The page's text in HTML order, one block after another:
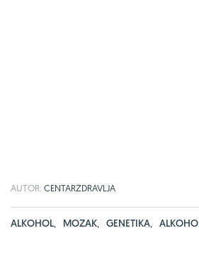
AUTOR: CENTARZDRAVLJA
ALKOHOL, MOZAK, GENETIKA,